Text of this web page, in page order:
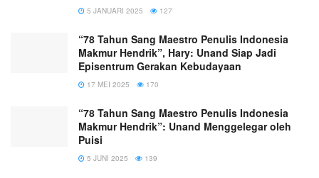
5 JANUARI 2025 127
“78 Tahun Sang Maestro Penulis Indonesia
Makmur Hendrik”, Hary: Unand Siap Jadi
Episentrum Gerakan Kebudayaan
17 MEI 2025 170
“78 Tahun Sang Maestro Penulis Indonesia
Makmur Hendrik”: Unand Menggelegar oleh
Puisi
5 JUNI 2025 139